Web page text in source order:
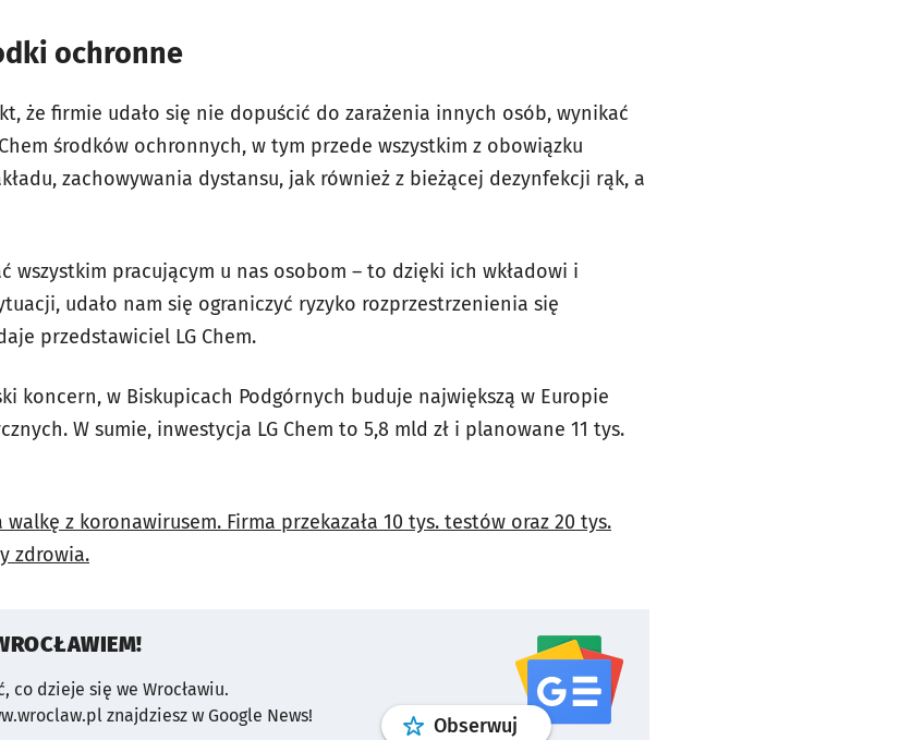
ochronne
że firmie udało się nie dopuścić do zarażenia innych osób, wynikać
środków ochronnych, w tym przede wszystkim z obowiązku
zachowywania dystansu, jak również z bieżącej dezynfekcji rąk, a
wszystkim pracującym u nas osobom – to dzięki ich wkładowi i
udało nam się ograniczyć ryzyko rozprzestrzenienia się
przedstawiciel LG Chem.
koncern, w Biskupicach Podgórnych buduje największą w Europie
W sumie, inwestycja LG Chem to 5,8 mld zł i planowane 11 tys.
walkę z koronawirusem. Firma przekazała 10 tys. testów oraz 20 tys.
zdrowia.
co dzieje się we Wrocławiu.
znajdziesz w Google News!
Obserwuj profilgoogle news